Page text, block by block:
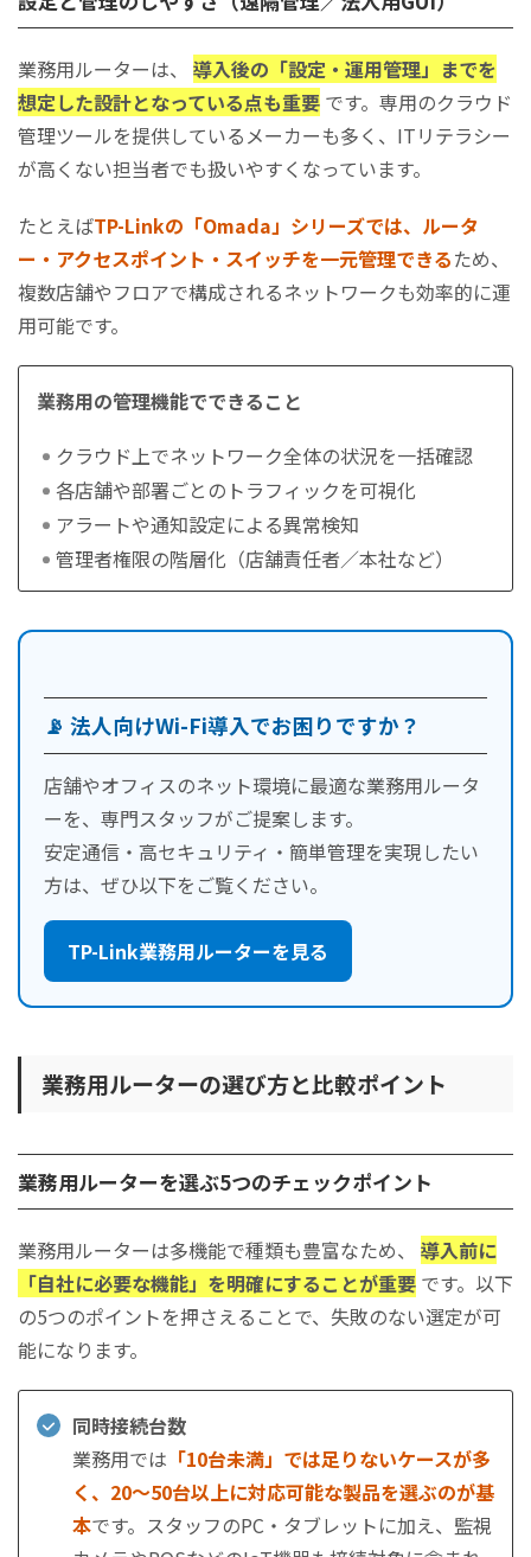
業務用ルーターは、 導入後の「設定・運用管理」までを
想定した設計となっている点も重要 です。専用のクラウド
管理ツールを提供しているメーカーも多く、ITリテラシー
が高くない担当者でも扱いやすくなっています。
たとえばTP-Linkの「Omada」シリーズでは、ルータ
ー・アクセスポイント・スイッチを一元管理できるため、
複数店舗やフロアで構成されるネットワークも効率的に運
用可能です。
業務用の管理機能でできること
クラウド上でネットワーク全体の状況を一括確認
各店舗や部署ごとのトラフィックを可視化
アラートや通知設定による異常検知
管理者権限の階層化（店舗責任者／本社など）
📡 法人向けWi-Fi導入でお困りですか？
店舗やオフィスのネット環境に最適な業務用ルータ
ーを、専門スタッフがご提案します。
安定通信・高セキュリティ・簡単管理を実現したい
方は、ぜひ以下をご覧ください。
TP-Link業務用ルーターを見る
業務用ルーターの選び方と比較ポイント
業務用ルーターを選ぶ5つのチェックポイント
業務用ルーターは多機能で種類も豊富なため、 導入前に
「自社に必要な機能」を明確にすることが重要 です。以下
の5つのポイントを押さえることで、失敗のない選定が可
能になります。
同時接続台数
業務用では 「10台未満」では足りないケースが多
く、20〜50台以上に対応可能な製品を選ぶのが基
本です。スタッフのPC・タブレットに加え、監視